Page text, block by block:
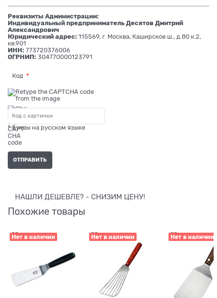
Реквизиты Администрации:
Индивидуальный предприниматель Десятов Дмитрий
Александрович
Юридический адрес: 115569, г. Москва, Каширское ш., д.80 к.2,
кв.901
ИНН: 773720376006
ОГРНИП: 304770000123791
Код
* буквы на русском языке
НАШЛИ ДЕШЕВЛЕ? - СНИЗИМ ЦЕНУ!
Похожие товары
Нет в наличии Нет в наличии Нет в наличии